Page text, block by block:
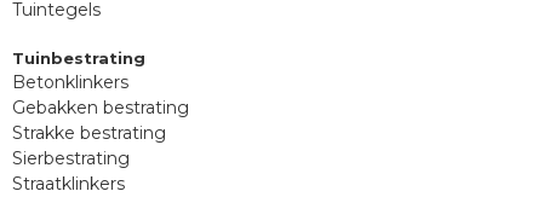
Tuintegels
Tuinbestrating
Betonklinkers
Gebakken bestrating
Strakke bestrating
Sierbestrating
Straatklinkers